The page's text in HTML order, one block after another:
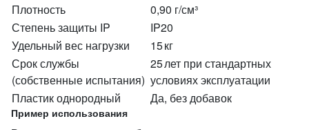
Плотность
0,90 г/см³
Степень защиты IP
IP20
Удельный вес нагрузки
15 кг
Срок службы
(собственные испытания)
25 лет при стандартных
условиях эксплуатации
Пластик однородный
Да, без добавок
Пример использования